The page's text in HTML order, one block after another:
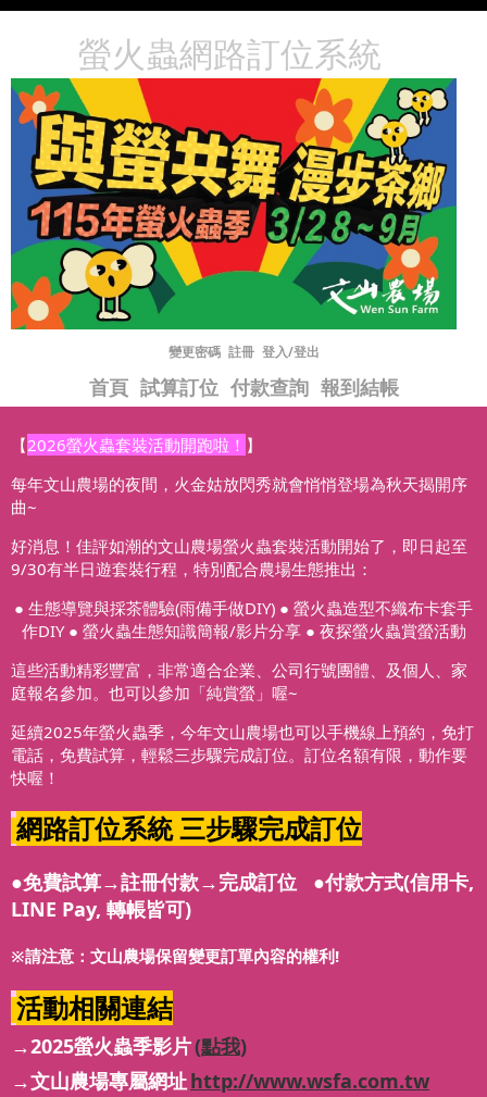
螢火蟲網路訂位系統
變更密碼 註冊 登入/登出
首頁 試算訂位 付款查詢 報到結帳
【2026螢火蟲套裝活動開跑啦！ 】
每年文山農場的夜間，火金姑放閃秀就會悄悄登場為秋天揭開序
曲~
好消息！佳評如潮的文山農場螢火蟲套裝活動開始了，即日起至
9/30有半日遊套裝行程，特別配合農場生態推出：
● 生態導覽與採茶體驗(雨備手做DIY) ● 螢火蟲造型不織布卡套手
作DIY ● 螢火蟲生態知識簡報/影片分享 ● 夜探螢火蟲賞螢活動
這些活動精彩豐富，非常適合企業、公司行號團體、及個人、家
庭報名參加。也可以參加「純賞螢」喔~
延續2025年螢火蟲季，今年文山農場也可以手機線上預約，免打
電話，免費試算，輕鬆三步驟完成訂位。訂位名額有限，動作要
快喔！
網路訂位系統 三步驟完成訂位
●免費試算→註冊付款→完成訂位 ●付款方式(信用卡,
LINE Pay, 轉帳皆可)
※請注意：文山農場保留變更訂單內容的權利!
活動相關連結
→2025螢火蟲季影片(點我)
→文山農場專屬網址http://www.wsfa.com.tw